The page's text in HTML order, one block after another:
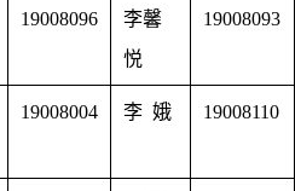
19008096
李馨
悦
19008093
19008004 李 娥 19008110